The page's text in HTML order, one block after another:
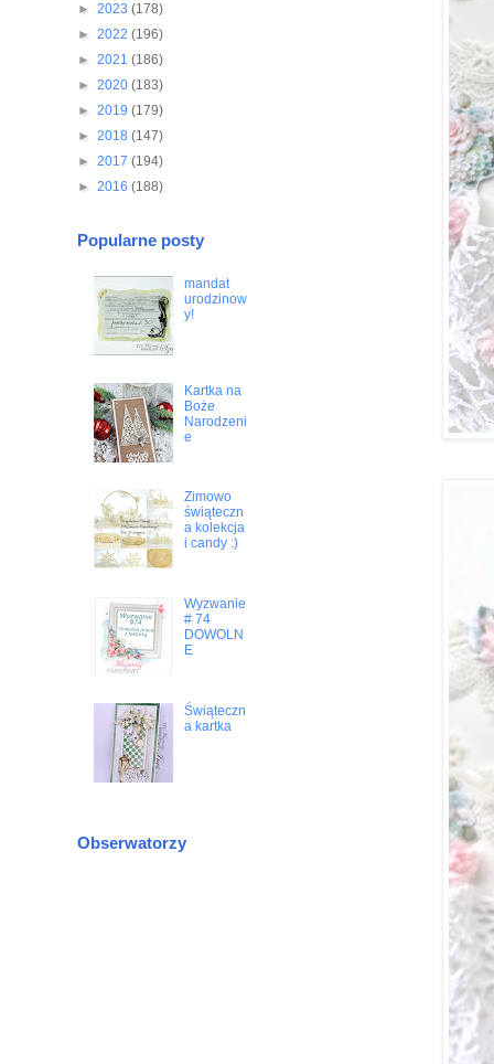
► 2023 (178)
► 2022 (196)
► 2021 (186)
► 2020 (183)
► 2019 (179)
► 2018 (147)
► 2017 (194)
► 2016 (188)
Popularne posty
mandat
urodzinow
y!
Kartka na
Boże
Narodzeni
e
Zimowo
świąteczn
a kolekcja
i candy :)
Wyzwanie
# 74
DOWOLN
E
Świąteczn
a kartka
Obserwatorzy